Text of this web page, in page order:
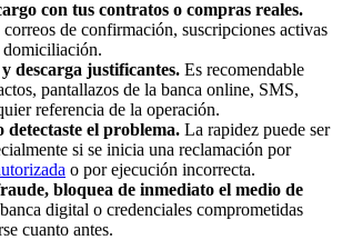
con tus contratos o compras reales.
de confirmación, suscripciones activas
domiciliación.
descarga justificantes. Es recomendable
pantallazos de la banca online, SMS,
referencia de la operación.
detectaste el problema. La rapidez puede ser
si se inicia una reclamación por
o por ejecución incorrecta.
bloquea de inmediato el medio de
digital o credenciales comprometidas
cuanto antes.